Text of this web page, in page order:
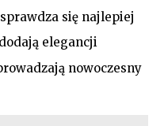
się najlepiej
elegancji
nowoczesny